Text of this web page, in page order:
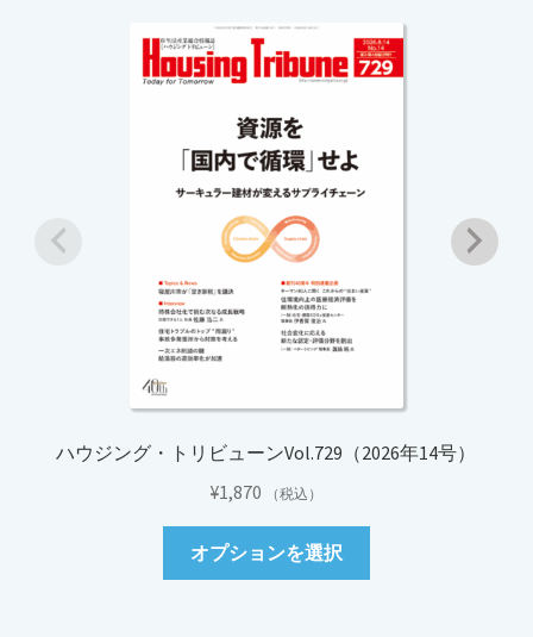
ハウジング・トリビューンVol.729（2026年14号）
¥1,870 （税込）
オプションを選択